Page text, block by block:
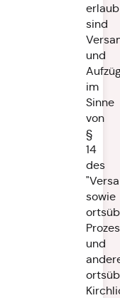
sind
und
im
Sinne
von
§
14
des
sowie
und